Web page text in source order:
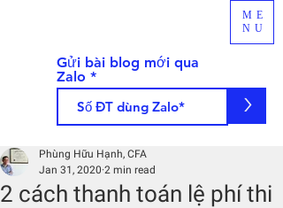
ME
NU
Gửi bài blog mới qua
Zalo
>
2 cách thanh toán lệ phí thi
Phùng Hữu Hạnh, CFA
Jan 31, 2020 2 min read